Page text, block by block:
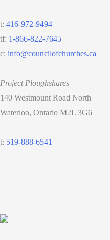
t: 416-972-9494
tf: 1-866-822-7645
c: info@councilofchurches.ca
Project Ploughshares
140 Westmount Road North
Waterloo, Ontario M2L 3G6
t: 519-888-6541